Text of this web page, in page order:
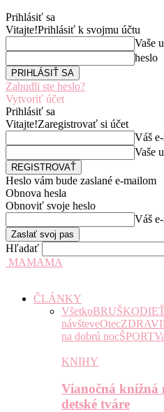
Prihlásiť sa
Vitajte!Prihlásiť k svojmu účtu
Vaše
heslo
Zabudli ste heslo?
Vytvoriť účet
Prihlásiť sa
Vitajte!Zaregistrovať si účet
Váš
Vaše
Heslo vám bude zaslané e-mailom
Obnova hesla
Obnoviť svoje heslo
Váš
Hľadať
MAMAMA
ČLÁNKY
VšetkoBRUŠKO
návšteveOtec
na dobrú nocŠPORT
KNIHY
Vianočná knižná
detské tváre